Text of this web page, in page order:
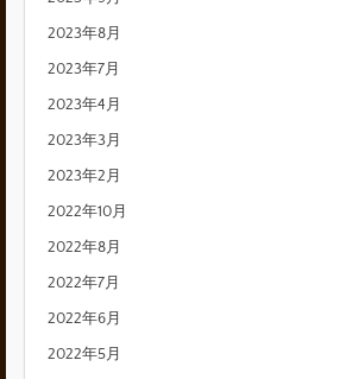
2023年8月
2023年7月
2023年4月
2023年3月
2023年2月
2022年10月
2022年8月
2022年7月
2022年6月
2022年5月